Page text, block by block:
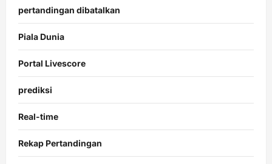
pertandingan dibatalkan
Piala Dunia
Portal Livescore
prediksi
Real-time
Rekap Pertandingan